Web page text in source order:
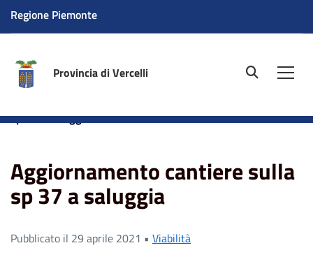
Regione Piemonte
Provincia di Vercelli site.searc
sp 37 a saluggia
Aggiornamento cantiere sulla
sp 37 a saluggia
Pubblicato il 29 aprile 2021 • Viabilità